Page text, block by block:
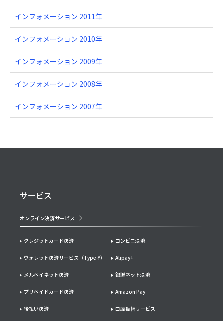
インフォメーション 2011年
インフォメーション 2010年
インフォメーション 2009年
インフォメーション 2008年
インフォメーション 2007年
サービス
オンライン決済サービス
クレジットカード決済 コンビニ決済
後払い決済
メルペイネット決済 銀聯ネット決済
プリペイドカード決済 Amazon Pay
口座振替サービス
ウォレット決済サービス（Type-Y） Alipay+